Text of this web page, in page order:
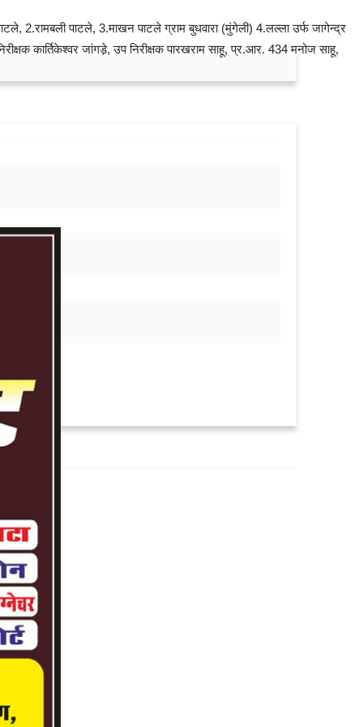
2.रामबली पाटले, 3.माखन पाटले ग्राम बुधवारा (मुंगेली) 4.लल्ला उर्फ जागेन्द्र
कार्तिकेश्वर जांगडे़, उप निरीक्षक पारखराम साहू, प्र.आर. 434 मनोज साहू,